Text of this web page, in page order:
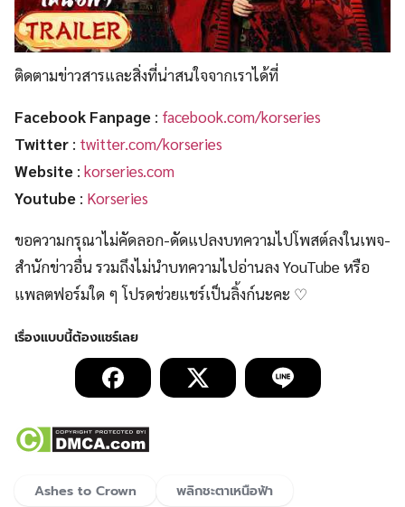
ติดตามข่าวสารและสิ่งที่น่าสนใจจากเราได้ที่
Facebook Fanpage : facebook.com/korseries
Twitter : twitter.com/korseries
Website : korseries.com
Youtube : Korseries
ขอความกรุณาไม่คัดลอก-ดัดแปลงบทความไปโพสต์ลงในเพจ-
สำนักข่าวอื่น รวมถึงไม่นำบทความไปอ่านลง YouTube หรือ
แพลตฟอร์มใด ๆ โปรดช่วยแชร์เป็นลิ้งก์นะคะ ♡
Ashes to Crown พลิกชะตาเหนือฟ้า